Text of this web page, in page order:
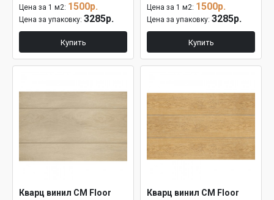
Цена за 1 м2: 1500р.
Цена за упаковку: 3285р.
Купить
Цена за 1 м2: 1500р.
Цена за упаковку: 3285р.
Купить
Кварц винил CM Floor
Кварц винил CM Floor